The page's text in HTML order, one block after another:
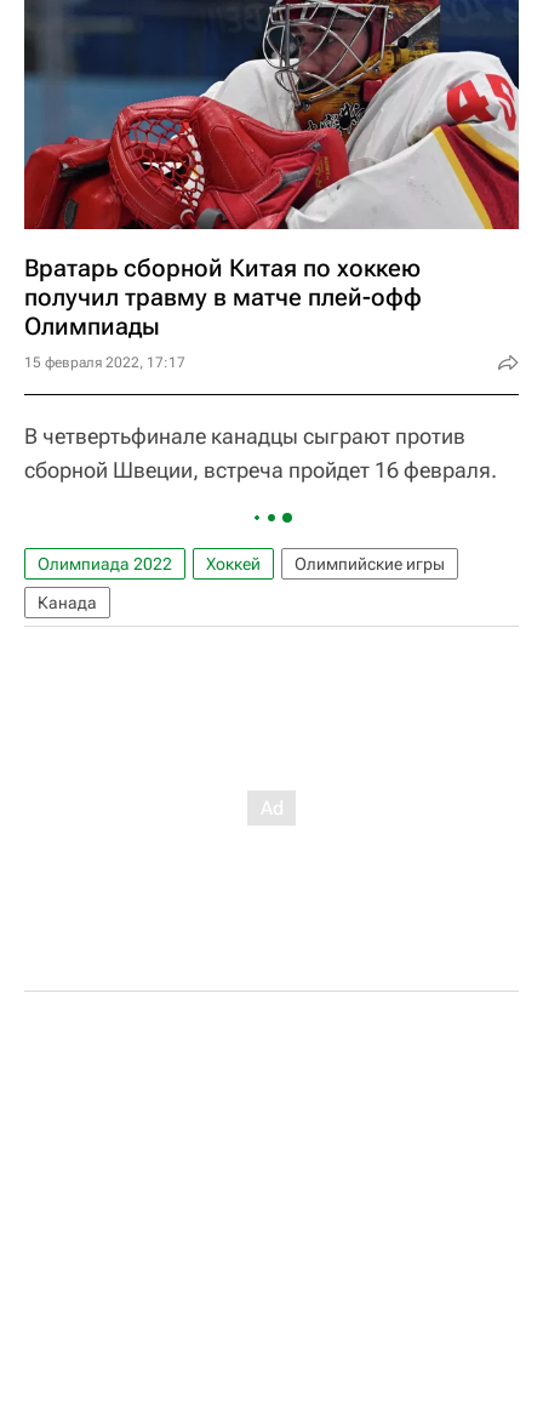
Вратарь сборной Китая по хоккею
получил травму в матче плей-офф
Олимпиады
15 февраля 2022, 17:17
В четвертьфинале канадцы сыграют против
сборной Швеции, встреча пройдет 16 февраля.
Олимпиада 2022 Хоккей
Олимпийские игры
Канада